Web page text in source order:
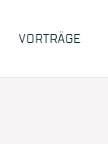
VORTRÄGE